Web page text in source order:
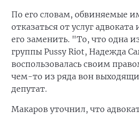
По его словам, обвиняемые
отказаться от услуг
его заменить. "То, что одна
группы Pussy Riot, Надежда
воспользовалась своим
чем-то из ряда вон
депутат.
Макаров уточнил, что